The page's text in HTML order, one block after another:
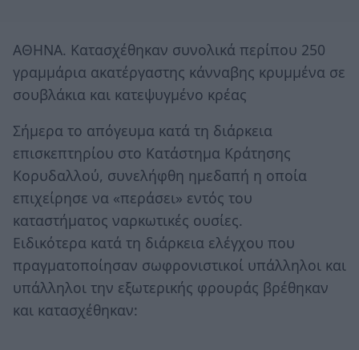
ΑΘΗΝΑ. Κατασχέθηκαν συνολικά περίπου 250
γραμμάρια ακατέργαστης κάνναβης κρυμμένα σε
σουβλάκια και κατεψυγμένο κρέας
Σήμερα το απόγευμα κατά τη διάρκεια
επισκεπτηρίου στο Κατάστημα Κράτησης
Κορυδαλλού, συνελήφθη ημεδαπή η οποία
επιχείρησε να «περάσει» εντός του
καταστήματος ναρκωτικές ουσίες.
Ειδικότερα κατά τη διάρκεια ελέγχου που
πραγματοποίησαν σωφρονιστικοί υπάλληλοι και
υπάλληλοι την εξωτερικής φρουράς βρέθηκαν
και κατασχέθηκαν: